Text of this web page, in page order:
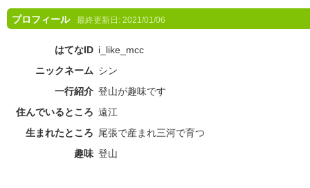
プロフィール 最終更新日: 2021/01/06
はてなID i_like_mcc
ニックネーム シン
一行紹介 登山が趣味です
住んでいるところ 遠江
生まれたところ 尾張で産まれ三河で育つ
趣味 登山